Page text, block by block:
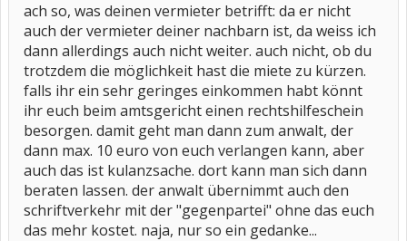
ach so, was deinen vermieter betrifft: da er nicht
auch der vermieter deiner nachbarn ist, da weiss ich
dann allerdings auch nicht weiter. auch nicht, ob du
trotzdem die möglichkeit hast die miete zu kürzen.
falls ihr ein sehr geringes einkommen habt könnt
ihr euch beim amtsgericht einen rechtshilfeschein
besorgen. damit geht man dann zum anwalt, der
dann max. 10 euro von euch verlangen kann, aber
auch das ist kulanzsache. dort kann man sich dann
beraten lassen. der anwalt übernimmt auch den
schriftverkehr mit der "gegenpartei" ohne das euch
das mehr kostet. naja, nur so ein gedanke...